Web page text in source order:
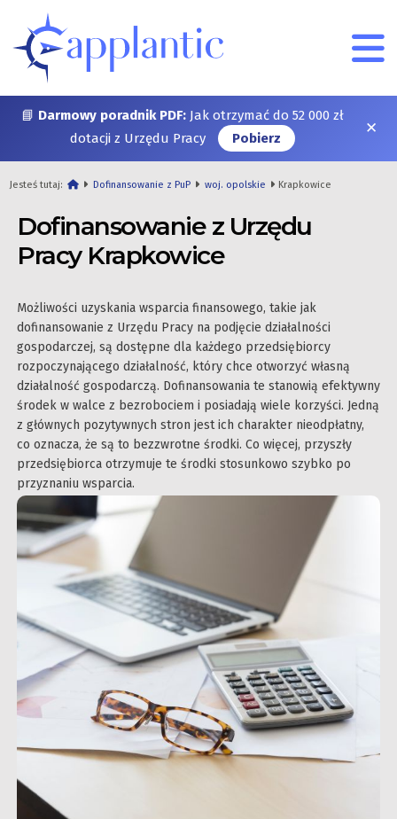
📘 Darmowy poradnik PDF: Jak otrzymać do 52 000 zł
dotacji z Urzędu Pracy
Pobierz
✕
Jesteś tutaj: Dofinansowanie z PuP woj. opolskie Krapkowice
Dofinansowanie z Urzędu
Pracy Krapkowice
Możliwości uzyskania wsparcia finansowego, takie jak
dofinansowanie z Urzędu Pracy na podjęcie działalności
gospodarczej, są dostępne dla każdego przedsiębiorcy
rozpoczynającego działalność, który chce otworzyć własną
działalność gospodarczą. Dofinansowania te stanowią efektywny
środek w walce z bezrobociem i posiadają wiele korzyści. Jedną
z głównych pozytywnych stron jest ich charakter nieodpłatny,
co oznacza, że są to bezzwrotne środki. Co więcej, przyszły
przedsiębiorca otrzymuje te środki stosunkowo szybko po
przyznaniu wsparcia.